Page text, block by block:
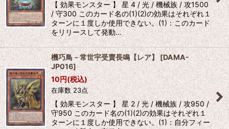
【 効果モンスター 】 星 4 / 光 / 機械族 / 攻1500
/ 守300 このカード名の(1)(2)の効果はそれぞれ１
ターンに１度しか使用できない。(1)：このカード
をリリースして発動…
機巧鳥－常世宇受賣長鳴【レア】 [DAMA-
JP016]
10円(税込)
在庫数 23点
【 効果モンスター 】 星 2 / 光 / 機械族 / 攻950 /
守950 このカード名の(1)(2)の効果はそれぞれ１
ターンに１度しか使用できない。(1)：自分フィー